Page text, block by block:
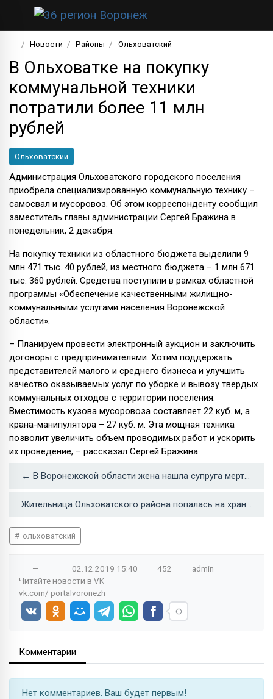
Новости Районы Ольховатский
В Ольховатке на покупку
коммунальной техники
потратили более 11 млн
рублей
Ольховатский
Администрация Ольховатского городского поселения
приобрела специализированную коммунальную технику –
самосвал и мусоровоз. Об этом корреспонденту сообщил
заместитель главы администрации Сергей Бражина в
понедельник, 2 декабря.
На покупку техники из областного бюджета выделили 9
млн 471 тыс. 40 рублей, из местного бюджета – 1 млн 671
тыс. 360 рублей. Средства поступили в рамках областной
программы «Обеспечение качественными жилищно-
коммунальными услугами населения Воронежской
области».
– Планируем провести электронный аукцион и заключить
договоры с предпринимателями. Хотим поддержать
представителей малого и среднего бизнеса и улучшить
качество оказываемых услуг по уборке и вывозу твердых
коммунальных отходов с территории поселения.
Вместимость кузова мусоровоза составляет 22 куб. м, а
крана-манипулятора – 27 куб. м. Эта мощная техника
позволит увеличить объем проводимых работ и ускорить
их проведение, – рассказал Сергей Бражина.
← В Воронежской области жена нашла супруга мертвым в машине у дома
Жительница Ольховатского района попалась на хранении «синтетики» →
ольховатский
— 02.12.2019 15:40 452
admin
Читайте новости в VK
vk.com/ portalvoronezh
Комментарии
Нет комментариев. Ваш будет первым!